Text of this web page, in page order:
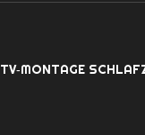
TV‑MONTAGE